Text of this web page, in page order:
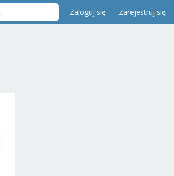
Zaloguj się Zarejestruj się